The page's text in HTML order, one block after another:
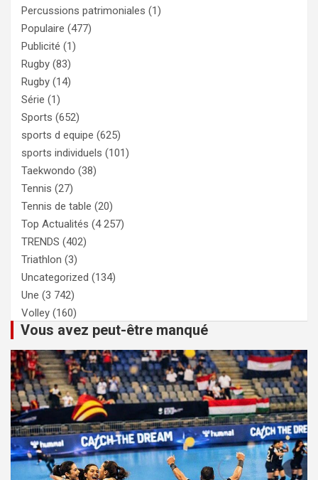
Percussions patrimoniales (1)
Populaire (477)
Publicité (1)
Rugby (83)
Rugby (14)
Série (1)
Sports (652)
sports d equipe (625)
sports individuels (101)
Taekwondo (38)
Tennis (27)
Tennis de table (20)
Top Actualités (4 257)
TRENDS (402)
Triathlon (3)
Uncategorized (134)
Une (3 742)
Volley (160)
Vous avez peut-être manqué